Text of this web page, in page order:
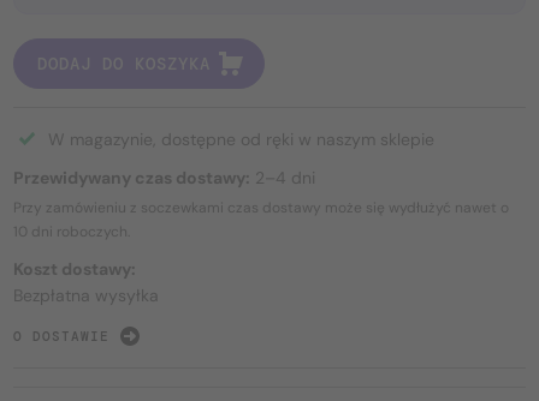
DODAJ DO KOSZYKA
W magazynie, dostępne od ręki w naszym sklepie
Przewidywany czas dostawy: 2–4 dni
Przy zamówieniu z soczewkami czas dostawy może się wydłużyć nawet o
10 dni roboczych.
Koszt dostawy:
Bezpłatna wysyłka
O DOSTAWIE